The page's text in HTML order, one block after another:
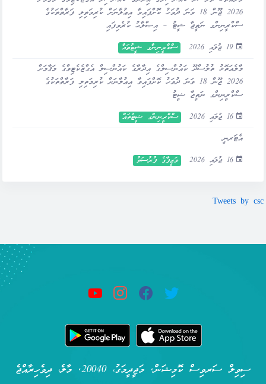
2026 ޖޫން 18 ވަނަ ދުވަހު ކޮށްފައިވާ އިޢުލާނަށް ކުރިމަތިލި ފަރާތްތަކުގެ
ސްކްރީނިންގ ނަތީޖާ ޝީޓު – އިޞްލާޙު ކުރެވިފައި
19 ޖުލައި 2026 ސްކްރީނިންގ ޝީޓުތައް
މާލެއަތޮޅު ތުލުސްދޫ ކައުންސިލްގެ އިދާރާގެ ކައުންސިލް އެގްޒެކެޓިވްގެ މަޤާމަށް
2026 ޖޫން 18 ވަނަ ދުވަހު ކޮށްފައިވާ އިޢުލާނަށް ކުރިމަތިލި ފަރާތްތަކުގެ
ސްކްރީނިންގ ނަތީޖާ ޝީޓު
16 ޖުލައި 2026 ސްކްރީނިންގ ޝީޓުތައް
އެޓަރނީ
16 ޖުލައި 2026 ވަޒީފާގެ ފުރުސަތު
Tweets by csc
ސިވިލް ސަރވިސް ކޮމިޝަން, މަޖީދީމަގު، 20040, މާލެ، ދިވެހިރާއްޖެ